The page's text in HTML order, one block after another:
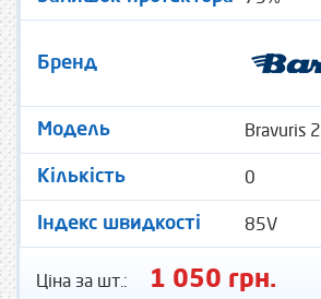
Бренд
Модель Bravuris 2
Кількість 0
Індекс швидкості 85V
Ціна за шт.: 1 050 грн.